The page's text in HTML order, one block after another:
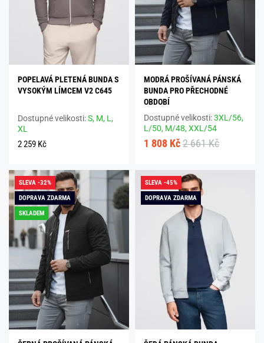
POPELAVÁ PLETENÁ BUNDA S
VYSOKÝM LÍMCEM V2 C645
Dostupné velikosti:S, M, L,
XL
2 259 Kč
MODRÁ PROŠÍVANÁ PÁNSKÁ
BUNDA PRO PŘECHODNÉ
OBDOBÍ
Dostupné velikosti:3XL/56,
L/50, M/48,XXL/54
1 808 Kč 2 661 Kč
SLEVA -32%
DOPRAVA ZDARMA
SKLADEM
SLEVA -45%
DOPRAVA ZDARMA